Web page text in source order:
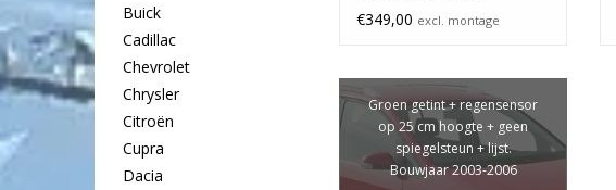
Buick
Cadillac
Chevrolet
Chrysler
Citroën
Cupra
Dacia
€349,00 excl. montage
Groen getint + regensensor
op 25 cm hoogte + geen
spiegelsteun + lijst.
Bouwjaar 2003-2006